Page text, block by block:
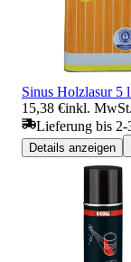
Sinus Holzlasur 5
15,38 €inkl. MwSt.
Lieferung bis 2-
Details anzeigen